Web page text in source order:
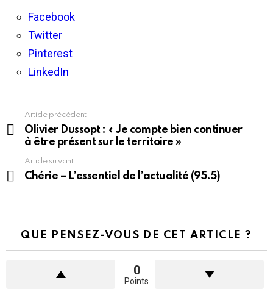
Facebook
Twitter
Pinterest
LinkedIn
voir
Article précédent
Olivier Dussopt : « Je compte bien continuer
à être présent sur le territoire »
Article suivant
Chérie – L’essentiel de l’actualité (95.5)
QUE PENSEZ-VOUS DE CET ARTICLE ?
0
Points